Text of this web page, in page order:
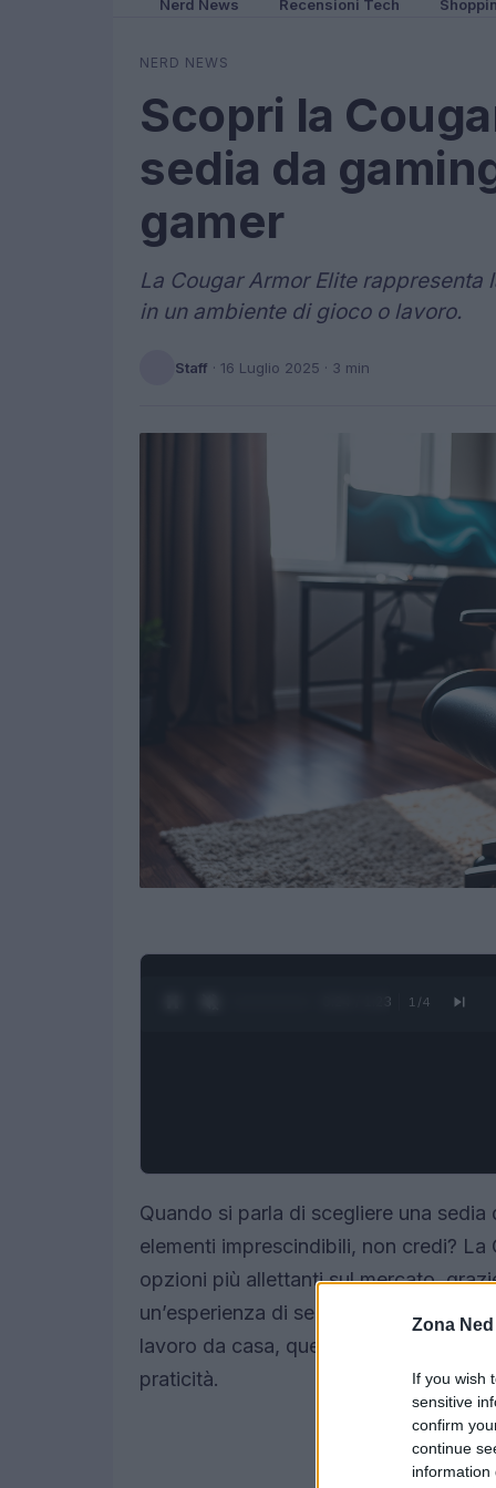
Zona Ned
If you wish
sensitive
confirm
continue
information
Nerd News Recensioni Tech
NERD NEWS
Scopri la
sedia da
gamer
La Cougar Armor Elite
in un ambiente di gioco o lavoro.
Staff · 16 Luglio 2025 · 3 min
0:26 / 1:23 1 /4
Quando si parla di scegliere una
elementi imprescindibili, non credi?
opzioni più allettanti sul mercato,
un’esperienza di seduta ottimale. Che
lavoro da casa, questa sedia
praticità.